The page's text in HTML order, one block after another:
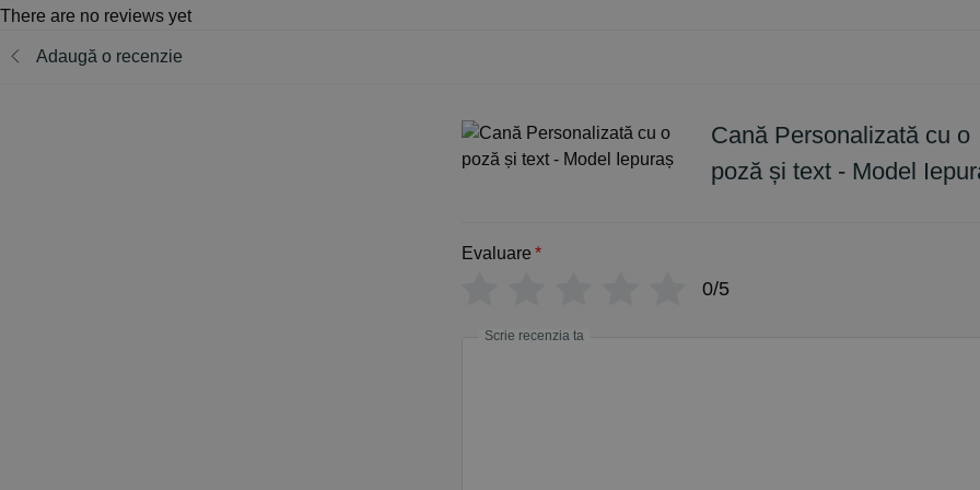
There are no reviews yet
Adaugă o recenzie
Cană Personalizată cu o
poză și text - Model
Evaluare *
0/5
Scrie recenzia ta